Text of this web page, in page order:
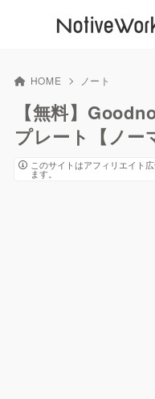
HOME ノート
【無料】
プレート【ノー
このサイトはアフィリエイト
ます。